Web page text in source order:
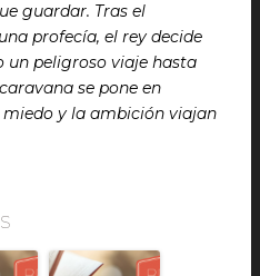
guardar. Tras el
profecía, el rey decide
un peligroso viaje hasta
se pone en
miedo y la ambición viajan